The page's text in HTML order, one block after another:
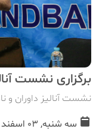
برگزاری نشست
نشست آنالیز داوران و
سه شنبه, 03 اسفند 1400